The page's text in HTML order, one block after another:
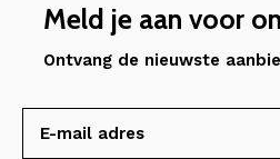
Meld je aan voor
Ontvang de nieuwste